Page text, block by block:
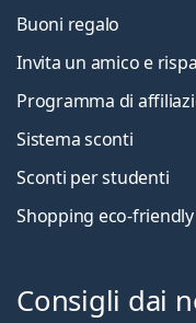
Buoni regalo
Invita un amico e
Programma di
Sistema sconti
Sconti per studenti
Shopping eco-friendly
Consigli dai